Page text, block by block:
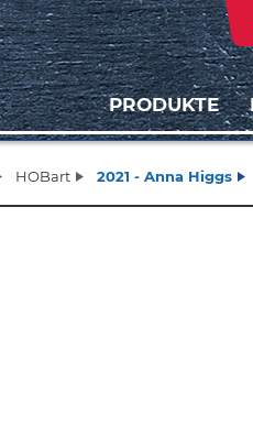
PRODUKTE
HOBart 2021 - Anna Higgs